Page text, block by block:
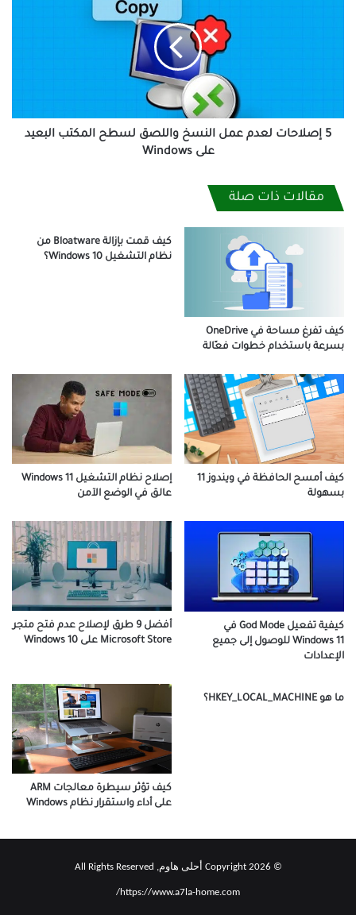
البعيد
على 5 إصلاحات لعدم عمل النسخ واللصق لسطح المكتب البعيد
على Windows
مقالات ذات صلة
كيف تفرغ مساحة في OneDrive
بسرعة باستخدام خطوات فعّالة
كيف قمت بإزالة Bloatware من
نظام التشغيل Windows 10؟
كيف أمسح الحافظة في ويندوز 11
بسهولة
إصلاح نظام التشغيل Windows 11
عالق في الوضع الآمن
كيفية تفعيل God Mode في
Windows 11 للوصول إلى جميع
الإعدادات
أفضل 9 طرق لإصلاح عدم فتح متجر
Microsoft Store على Windows 10
ما هو HKEY_LOCAL_MACHINE؟
كيف تؤثر سيطرة معالجات ARM
على أداء واستقرار نظام Windows
© Copyright 2026 أحلى هاوم, All Rights Reserved
https://www.a7la-home.com/